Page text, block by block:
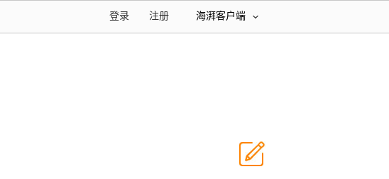
海湃客户端
注册
登录